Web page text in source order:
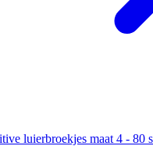
luierbroekjes maat 4 - 80